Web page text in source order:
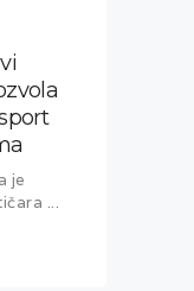
je
...